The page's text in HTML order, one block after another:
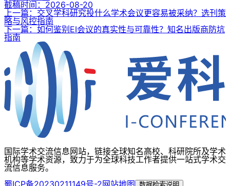
截稿时间： 2026-08-20
上一篇：交叉学科研究投什么学术会议更容易被采纳？选刊策
略与风控指南
下一篇：如何鉴别EI会议的真实性与可靠性？知名出版商防坑
指南
国际学术交流信息网站，链接全球知名高校、科研院所及学术
机构等学术资源，致力于为全球科技工作者提供一站式学术交
流信息服务。
蜀ICP备20230211149号-2网站地图